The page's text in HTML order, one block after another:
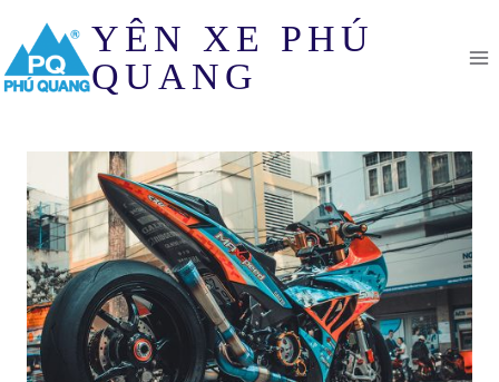
content
YÊN XE PHÚ
QUANG